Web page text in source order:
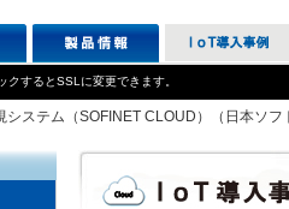
クするとSSLに変更できます。
システム（SOFINET CLOUD）（日本ソフ